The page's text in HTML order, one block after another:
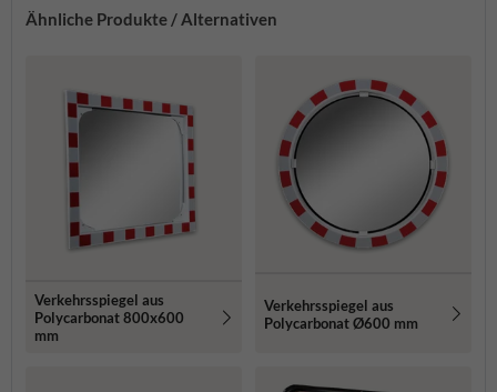
Ähnliche Produkte / Alternativen
Verkehrsspiegel aus
Polycarbonat 800x600
mm
Verkehrsspiegel aus
Polycarbonat Ø600 mm